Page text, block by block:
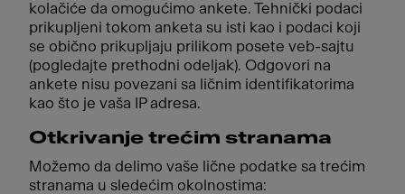
kolačiće da omogućimo ankete. Tehnički podaci
prikupljeni tokom anketa su isti kao i podaci koji
se obično prikupljaju prilikom posete veb-sajtu
(pogledajte prethodni odeljak). Odgovori na
ankete nisu povezani sa ličnim identifikatorima
kao što je vaša IP adresa.
Otkrivanje trećim stranama
Možemo da delimo vaše lične podatke sa trećim
stranama u sledećim okolnostima: